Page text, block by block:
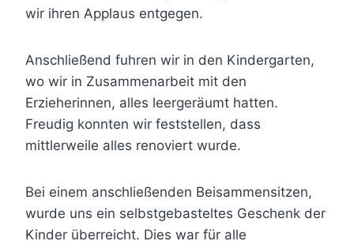
wir ihren Applaus entgegen.
Anschließend fuhren wir in den Kindergarten,
wo wir in Zusammenarbeit mit den
Erzieherinnen, alles leergeräumt hatten.
Freudig konnten wir feststellen, dass
mittlerweile alles renoviert wurde.
Bei einem anschließenden Beisammensitzen,
wurde uns ein selbstgebasteltes Geschenk der
Kinder überreicht. Dies war für alle